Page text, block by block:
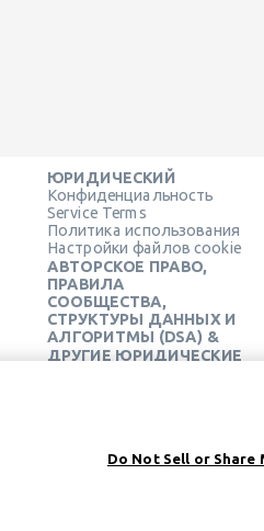
ЮРИДИЧЕСКИЙ
Конфиденциальность
Service Terms
Политика использования
Настройки файлов cookie
АВТОРСКОЕ ПРАВО,
ПРАВИЛА
СООБЩЕСТВА,
СТРУКТУРЫ ДАННЫХ И
АЛГОРИТМЫ (DSA) &
ДРУГИЕ ЮРИДИЧЕСКИЕ
Do Not Sell or Share